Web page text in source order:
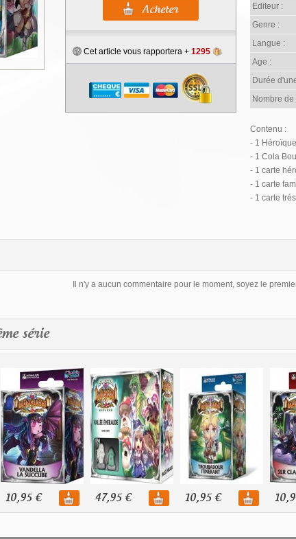
Cet article vous rapportera + 1295
Editeur :
Genre :
Langue :
Age :
Durée
Nombre
Contenu :
- 1
- 1 Cola
- 1 carte
- 1 carte
- 1 carte
Il n'y a aucun commentaire pour le moment, soyez le
série
10,95 € 47,95 € 10,95 €